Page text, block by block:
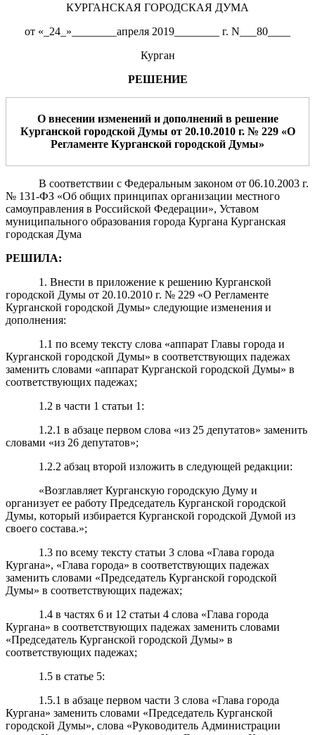
КУРГАНСКАЯ ГОРОДСКАЯ ДУМА
от «_24_»________апреля 2019________ г. N___80____
Курган
РЕШЕНИЕ
О внесении изменений и дополнений в решение
Курганской городской Думы от 20.10.2010г. № 229«О
Регламенте Курганской городской Думы»
В соответствии с Федеральным законом от 06.10.2003 г.
№ 131-ФЗ «Об общих принципах организации местного
самоуправления в Российской Федерации», Уставом
муниципального образования города Кургана Курганская
городская Дума
РЕШИЛА:
1. Внести в приложение к решению Курганской
городской Думы от 20.10.2010 г. № 229 «О Регламенте
Курганской городской Думы» следующие изменения и
дополнения:
1.1 по всему тексту слова «аппарат Главы города и
Курганской городской Думы» в соответствующих падежах
заменить словами «аппарат Курганской городской Думы» в
соответствующих падежах;
1.2 в части 1 статьи 1:
1.2.1 в абзаце первом слова «из 25 депутатов» заменить
словами «из 26 депутатов»;
1.2.2 абзац второй изложить в следующей редакции:
«Возглавляет Курганскую городскую Думу и
организует ее работу Председатель Курганской городской
Думы, который избирается Курганской городской Думой из
своего состава.»;
1.3 по всему тексту статьи 3 слова «Глава города
Кургана», «Глава города» в соответствующих падежах
заменить словами «Председатель Курганской городской
Думы» в соответствующих падежах;
1.4 в частях 6 и 12 статьи 4 слова «Глава города
Кургана» в соответствующих падежах заменить словами
«Председатель Курганской городской Думы» в
соответствующих падежах;
1.5 в статье 5:
1.5.1 в абзаце первом части 3 слова «Глава города
Кургана» заменить словами «Председатель Курганской
городской Думы», слова «Руководитель Администрации